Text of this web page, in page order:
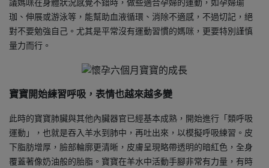
議媽咪在身體狀況感覺不錯時，做些適合孕婦的運動，如孕婦瑜
珈、伸展或游泳等，能幫助血液循環、消除不適感，不過切記，絕
對不要勉強自己。尤其是平常沒有運動習慣的媽咪，更要特別謹慎
量力而行。
寶寶開始練習呼吸，表情也越來越多變
此時的寶寶肺臟與其他內臟器官已經基本成熟，開始進行「類呼吸
運動」，也就是吞入羊水到肺中，再吐出來，以模擬呼吸練習。皮
下脂肪增厚，臉部輪廓更清晰，皮膚呈現略帶透明的暗紅色，全身
覆蓋著像奶油般的胎脂。寶寶在羊水中活動手腳非常有力量，有時